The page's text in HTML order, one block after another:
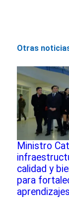
Otras
Ministro
calidad y
para